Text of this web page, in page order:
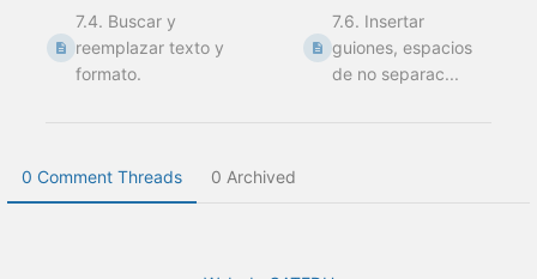
7.4. Buscar y
reemplazar texto y
formato.
7.6. Insertar
guiones, espacios
de no separac...
0 Comment Threads 0 Archived